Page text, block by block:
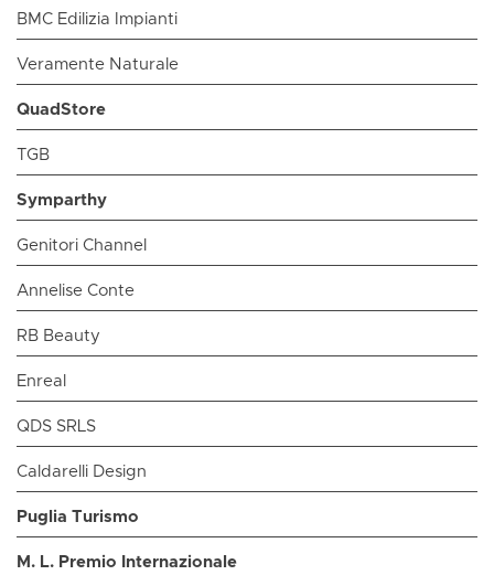
BMC Edilizia Impianti
Veramente Naturale
QuadStore
TGB
Symparthy
Genitori Channel
Annelise Conte
RB Beauty
Enreal
QDS SRLS
Caldarelli Design
Puglia Turismo
M. L. Premio Internazionale